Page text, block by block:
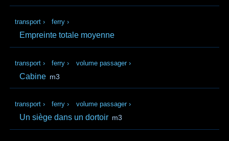
transport › ferry ›
Empreinte totale moyenne
transport › ferry › volume passager ›
Cabine m3
transport › ferry › volume passager ›
Un siège dans un dortoir m3